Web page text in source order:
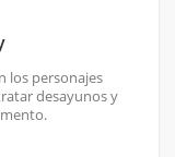
los personajes
desayunos y